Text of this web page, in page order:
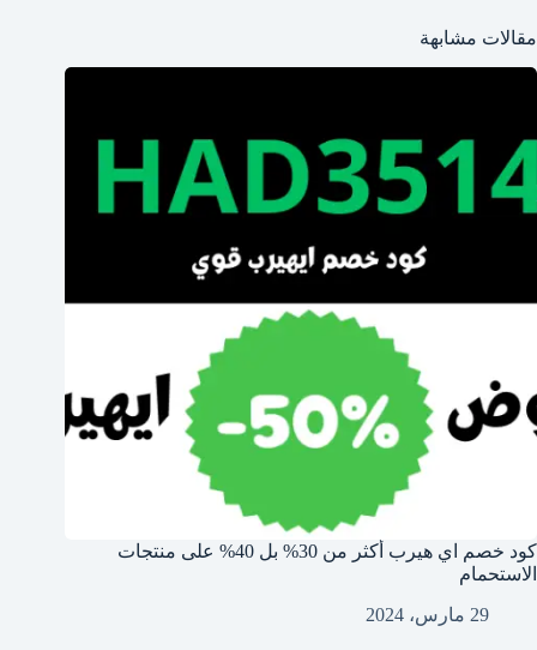
مقالات مشابهة
كود خصم اي هيرب أكثر من 30% بل 40% على منتجات
الاستحمام
29 مارس، 2024